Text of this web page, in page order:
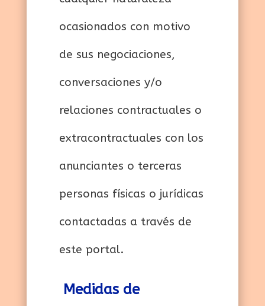
ocasionados con motivo
de sus negociaciones,
conversaciones y/o
relaciones contractuales o
extracontractuales con los
anunciantes o terceras
personas físicas o jurídicas
contactadas a través de
este portal.
Medidas de